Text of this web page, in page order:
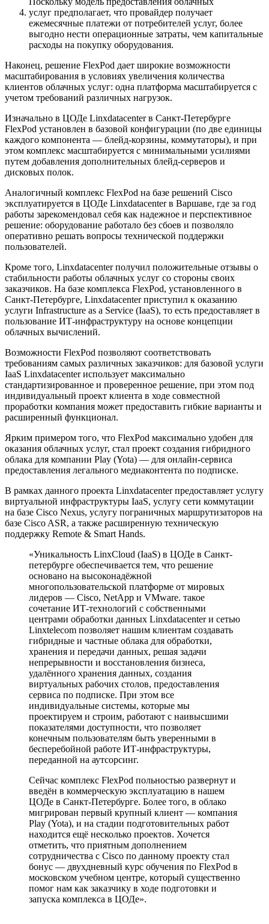
услуг предполагает, что провайдер получает
ежемесячные платежи от потребителей услуг, более
выгодно нести операционные затраты, чем капитальные
расходы на покупку оборудования.
Наконец, решение FlexPod дает широкие возможности
масштабирования в условиях увеличения количества
клиентов облачных услуг: одна платформа масштабируется с
учетом требований различных нагрузок.
Изначально в ЦОДе Linxdatacenter в Санкт-Петербурге
FlexPod установлен в базовой конфигурации (по две единицы
каждого компонента — блейд-корзины, коммутаторы), и при
этом комплекс масштабируется с минимальными усилиями
путем добавления дополнительных блейд-серверов и
дисковых полок.
Аналогичный комплекс FlexPod на базе решений Cisco
эксплуатируется в ЦОДе Linxdatacenter в Варшаве, где за год
работы зарекомендовал себя как надежное и перспективное
решение: оборудование работало без сбоев и позволяло
оперативно решать вопросы технической поддержки
пользователей.
Кроме того, Linxdatacenter получил положительные отзывы о
стабильности работы облачных услуг со стороны своих
заказчиков. На базе комплекса FlexPod, установленного в
Санкт-Петербурге, Linxdatacenter приступил к оказанию
услуги Infrastructure as a Service (IaaS), то есть предоставляет в
пользование ИТ-инфраструктуру на основе концепции
облачных вычислений.
Возможности FlexPod позволяют соответствовать
требованиям самых различных заказчиков: для базовой услуги
IaaS Linxdatacenter использует максимально
стандартизированное и проверенное решение, при этом под
индивидуальный проект клиента в ходе совместной
проработки компания может предоставить гибкие варианты и
расширенный функционал.
Ярким примером того, что FlexPod максимально удобен для
оказания облачных услуг, стал проект создания гибридного
облака для компании Play (Yota) — для онлайн-сервиса
предоставления легального медиаконтента по подписке.
В рамках данного проекта Linxdatacenter предоставляет услугу
виртуальной инфраструктуры IaaS, услугу сети коммутации
на базе Cisco Nexus, услугу пограничных маршрутизаторов на
базе Cisco ASR, а также расширенную техническую
поддержку Remote & Smart Hands.
«Уникальность LinxCloud (IaaS) в ЦОДе в Санкт-
петербурге обеспечивается тем, что решение
основано на высоконадёжной
многопользовательской платформе от мировых
лидеров — Cisco, NetApp и VMware. такое
сочетание ИТ-технологий с собственными
центрами обработки данных Linxdatacenter и сетью
Linxtelecom позволяет нашим клиентам создавать
гибридные и частные облака для обработки,
хранения и передачи данных, решая задачи
непрерывности и восстановления бизнеса,
удалённого хранения данных, создания
виртуальных рабочих столов, предоставления
сервиса по подписке. При этом все
индивидуальные системы, которые мы
проектируем и строим, работают с наивысшими
показателями доступности, что позволяет
конечным пользователям быть уверенными в
бесперебойной работе ИТ-инфраструктуры,
переданной на аутсорсинг.
Сейчас комплекс FlexPod польностью развернут и
введён в коммерческую эксплуатацию в нашем
ЦОДе в Санкт-Петербурге. Более того, в облако
мигрирован первый крупный клиент — компания
Play (Yota), и на стадии подготовительных работ
находится ещё несколько проектов. Хочется
отметить, что приятным дополнением
сотрудничества с Cisco по данному проекту стал
бонус — двухдневный курс обучения по FlexPod в
московском учебном центре, который существенно
помог нам как заказчику в ходе подготовки и
запуска комплекса в ЦОДе».